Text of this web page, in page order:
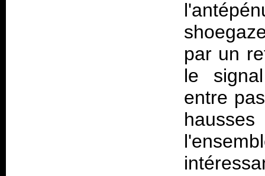
par un
le
entre